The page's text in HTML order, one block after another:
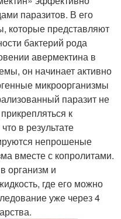
паразитов. В его
которые представляют
бактерий рода
авермектина в
он начинает активно
микроорганизмы
паразит не
к
в результате
непрошеные
вместе с копролитами.
организм и
где его можно
уже через 4